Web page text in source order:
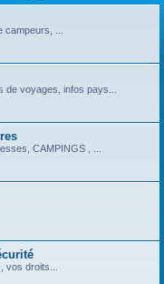
...
voyages, infos pays...
CAMPINGS , ...
vos droits...